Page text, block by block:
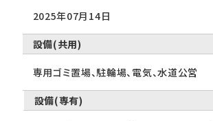
2025年07月14日
設備(共用)
専用ゴミ置場、駐輪場、電気、水道公営
設備(専有)